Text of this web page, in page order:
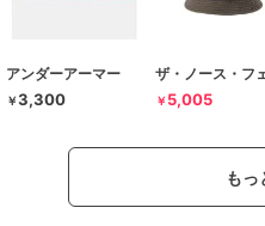
アンダーアーマー
￥3,300
ザ・ノース・フ
￥ 5,005
もっ